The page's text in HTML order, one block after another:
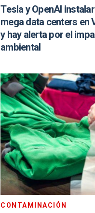
Tesla y OpenAI
mega data centers en
y hay alerta por el
ambiental
CONTAMINACIÓN